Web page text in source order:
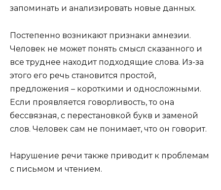
запоминать и анализировать новые данных.
Постепенно возникают признаки амнезии.
Человек не может понять смысл сказанного и
все труднее находит подходящие слова. Из-за
этого его речь становится простой,
предложения – короткими и односложными.
Если проявляется говорливость, то она
бессвязная, с перестановкой букв и заменой
слов. Человек сам не понимает, что он говорит.
Нарушение речи также приводит к проблемам
с письмом и чтением.